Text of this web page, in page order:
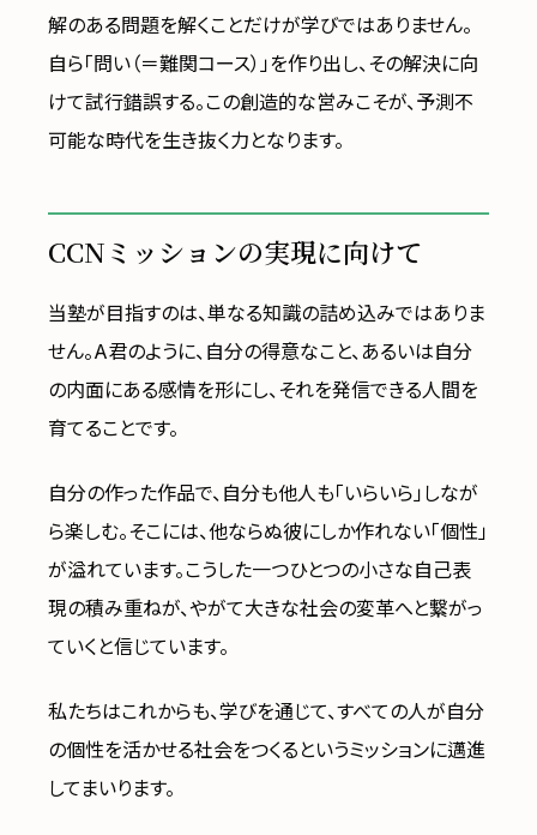
解のある問題を解くことだけが学びではありません。
自ら「問い（＝難関コース）」を作り出し、その解決に向
けて試行錯誤する。この創造的な営みこそが、予測不
可能な時代を生き抜く力となります。
CCNミッションの実現に向けて
当塾が目指すのは、単なる知識の詰め込みではありま
せん。A君のように、自分の得意なこと、あるいは自分
の内面にある感情を形にし、それを発信できる人間を
育てることです。
自分の作った作品で、自分も他人も「いらいら」しなが
ら楽しむ。そこには、他ならぬ彼にしか作れない「個性」
が溢れています。こうした一つひとつの小さな自己表
現の積み重ねが、やがて大きな社会の変革へと繋がっ
ていくと信じています。
私たちはこれからも、学びを通じて、すべての人が自分
の個性を活かせる社会をつくるというミッションに邁進
してまいります。